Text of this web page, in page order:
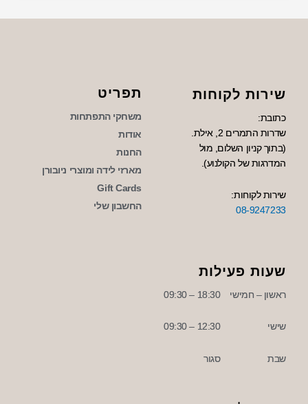
שירות לקוחות
כתובת:
שדרות התמרים 2, אילת.
(בתוך קניון השלום, מול
המדרגות של הקולנוע).
שירות לקוחות:
08-9247233
תפריט
משחקי התפתחות
אודות
החנות
מארזי לידה ומוצרי ניובורן
Gift Cards
החשבון שלי
שעות פעילות
ראשון – חמישי
שישי
שבת
18:30 – 09:30
12:30 – 09:30
סגור